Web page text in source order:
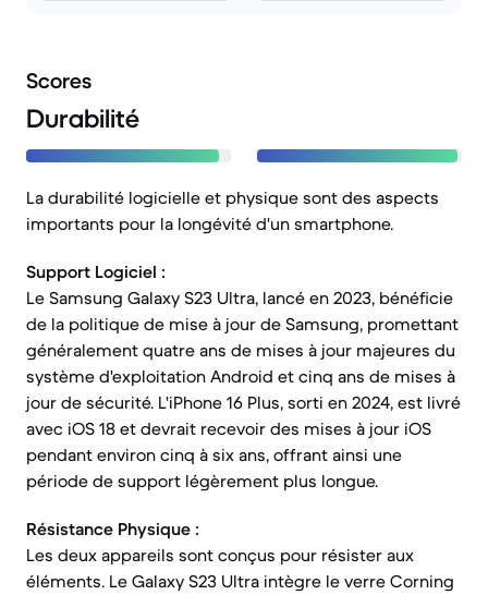
Scores
Durabilité
La durabilité logicielle et physique sont des aspects
importants pour la longévité d'un smartphone.
Support Logiciel :
Le Samsung Galaxy S23 Ultra, lancé en 2023, bénéficie
de la politique de mise à jour de Samsung, promettant
généralement quatre ans de mises à jour majeures du
système d'exploitation Android et cinq ans de mises à
jour de sécurité. L'iPhone 16 Plus, sorti en 2024, est livré
avec iOS 18 et devrait recevoir des mises à jour iOS
pendant environ cinq à six ans, offrant ainsi une
période de support légèrement plus longue.
Résistance Physique :
Les deux appareils sont conçus pour résister aux
éléments. Le Galaxy S23 Ultra intègre le verre Corning